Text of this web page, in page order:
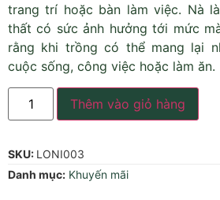
trang trí hoặc bàn làm việc. Nà
thất có sức ảnh hưởng tới mức
rằng khi trồng có thể mang lại
cuộc sống, công việc hoặc làm ăn.
Thêm vào giỏ hàng
SKU: LONI003
Danh mục: Khuyến mãi